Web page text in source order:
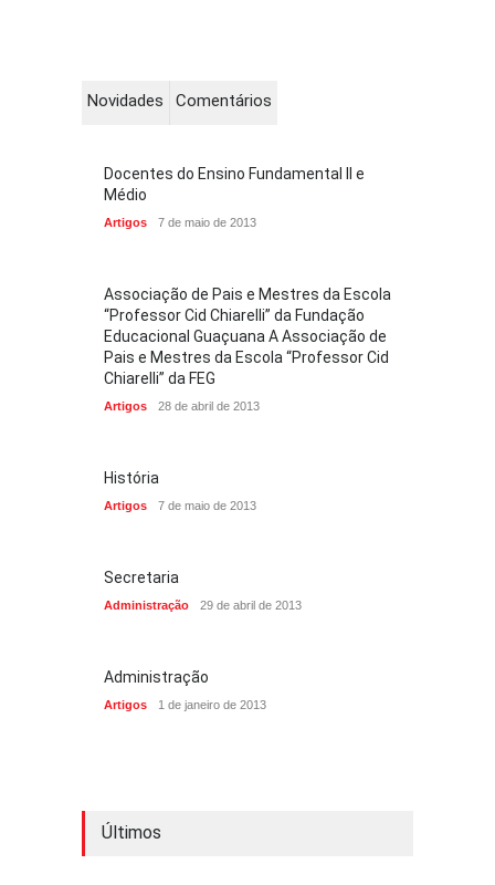
Novidades Comentários
Docentes do Ensino Fundamental II e
Médio
Artigos 7 de maio de 2013
Associação de Pais e Mestres da Escola
“Professor Cid Chiarelli” da Fundação
Educacional Guaçuana A Associação de
Pais e Mestres da Escola “Professor Cid
Chiarelli” da FEG
Artigos 28 de abril de 2013
História
Artigos 7 de maio de 2013
Secretaria
Administração 29 de abril de 2013
Administração
Artigos 1 de janeiro de 2013
Últimos